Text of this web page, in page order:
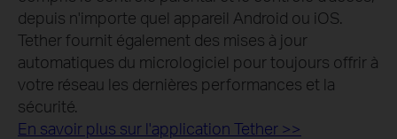
depuis n'importe quel appareil Android ou iOS.
Tether fournit également des mises à jour
automatiques du micrologiciel pour toujours offrir à
votre réseau les dernières performances et la
sécurité.
En savoir plus sur l'application Tether >>